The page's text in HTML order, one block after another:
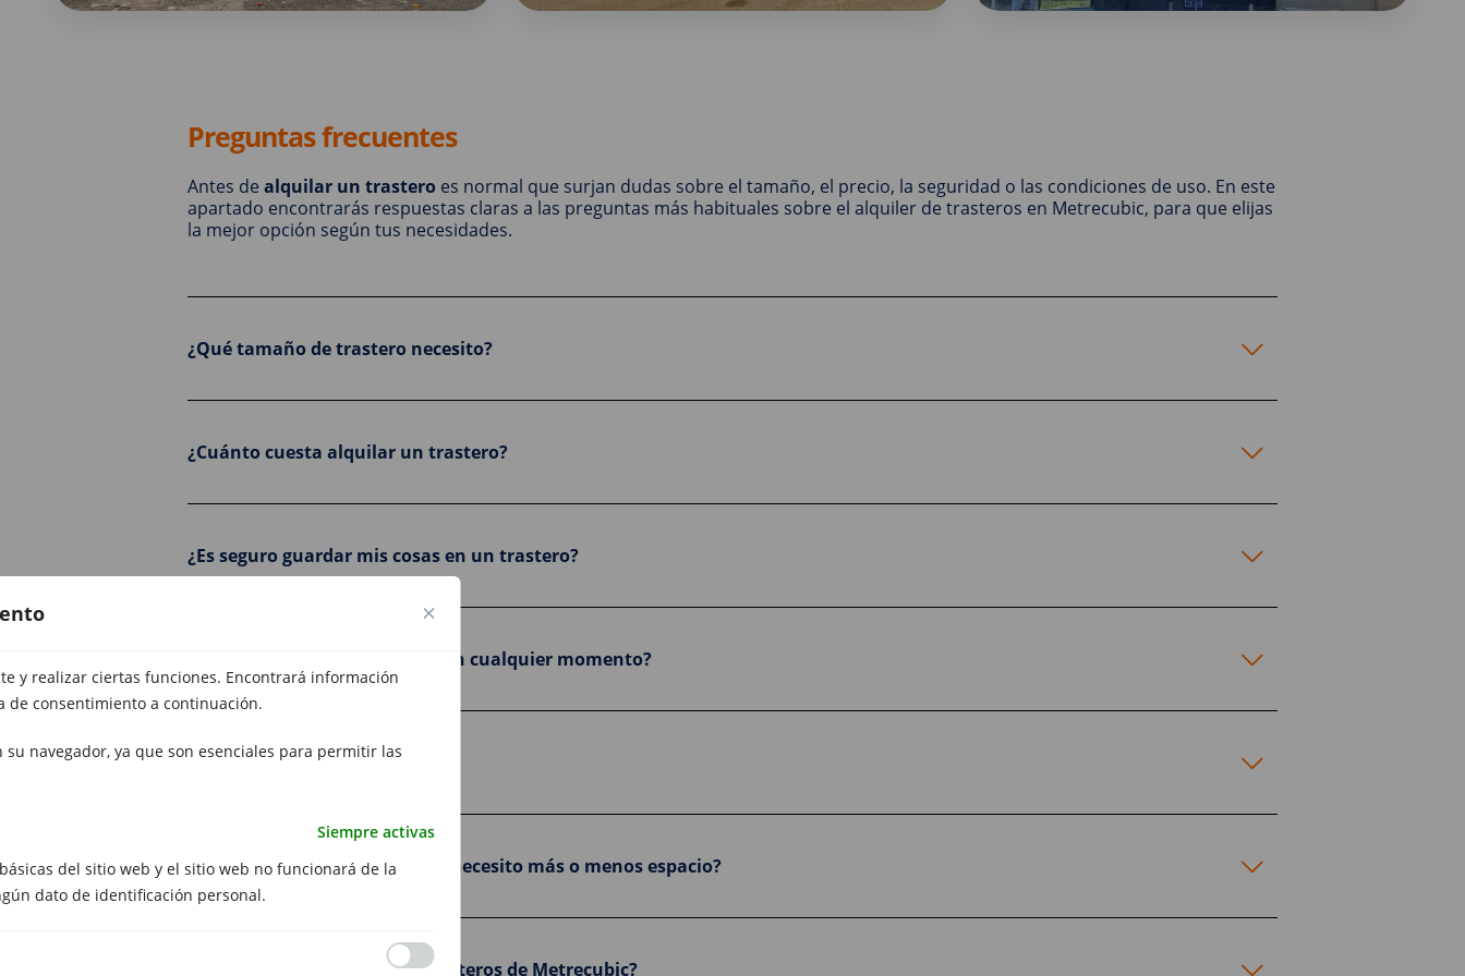
y realizar ciertas funciones. Encontrará información
de consentimiento a continuación.
su navegador, ya que son esenciales para permitir las
Siempre activas
del sitio web y el sitio web no funcionará de la
dato de identificación personal.
Preguntas frecuentes
Antes de alquilar un trastero es normal que surjan dudas sobre el tamaño, el precio, la seguridad o las condiciones de uso. En este
apartado encontrarás respuestas claras a las preguntas más habituales sobre el alquiler de trasteros en Metrecubic, para que elijas
la mejor opción según tus necesidades.
¿Qué tamaño de trastero necesito?
¿Cuánto cuesta alquilar un trastero?
¿Es seguro guardar mis cosas en un trastero?
¿Puedo acceder a mi trastero en cualquier momento?
¿Hay permanencia mínima?
¿Puedo cambiar de trastero si necesito más o menos espacio?
¿Dónde están ubicados los trasteros de Metrecubic?